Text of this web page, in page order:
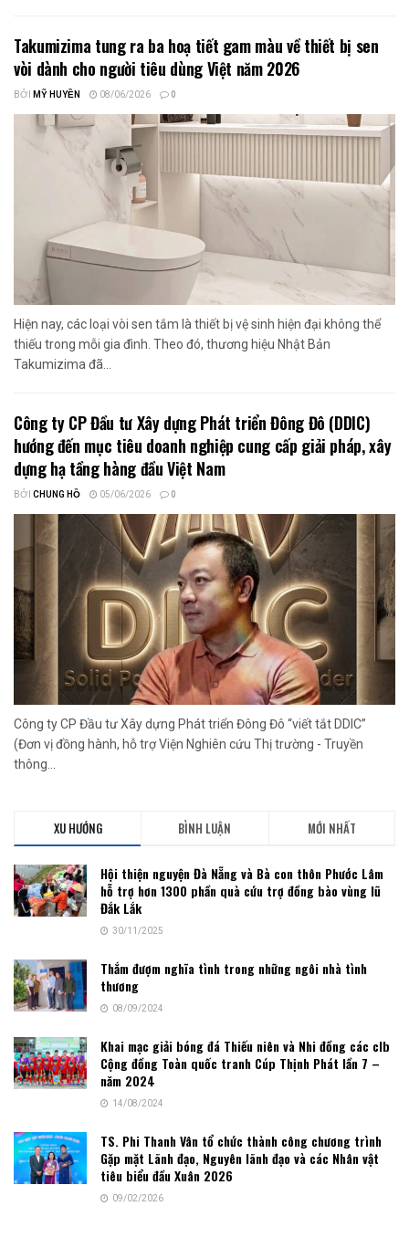
Takumizima tung ra ba hoạ tiết gam màu về thiết bị sen
vòi dành cho người tiêu dùng Việt năm 2026
BỞI MỸ HUYỀN 08/06/2026 0
Hiện nay, các loại vòi sen tắm là thiết bị vệ sinh hiện đại không thể
thiếu trong mỗi gia đình. Theo đó, thương hiệu Nhật Bản
Takumizima đã...
Công ty CP Đầu tư Xây dựng Phát triển Đông Đô (DDIC)
hướng đến mục tiêu doanh nghiệp cung cấp giải pháp, xây
dựng hạ tầng hàng đầu Việt Nam
BỞI CHUNG HỒ 05/06/2026 0
Công ty CP Đầu tư Xây dựng Phát triển Đông Đô “viết tắt DDIC”
(Đơn vị đồng hành, hỗ trợ Viện Nghiên cứu Thị trường - Truyền
thông...
XU HƯỚNG BÌNH LUẬN MỚI NHẤT
Hội thiện nguyện Đà Nẵng và Bà con thôn Phước Lâm
hỗ trợ hơn 1300 phần quà cứu trợ đồng bào vùng lũ
Đắk Lắk
30/11/2025
Thắm đượm nghĩa tình trong những ngôi nhà tình
thương
08/09/2024
Khai mạc giải bóng đá Thiếu niên và Nhi đồng các clb
Cộng đồng Toàn quốc tranh Cúp Thịnh Phát lần 7 –
năm 2024
14/08/2024
TS. Phi Thanh Vân tổ chức thành công chương trình
Gặp mặt Lãnh đạo, Nguyên lãnh đạo và các Nhân vật
tiêu biểu đầu Xuân 2026
09/02/2026